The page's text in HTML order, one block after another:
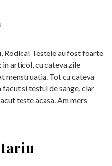
Rodica! Testele au fost foarte
articol, cu cateva zile
menstruatia. Tot cu cateva
facut si testul de sange, clar
teste acasa. Am mers